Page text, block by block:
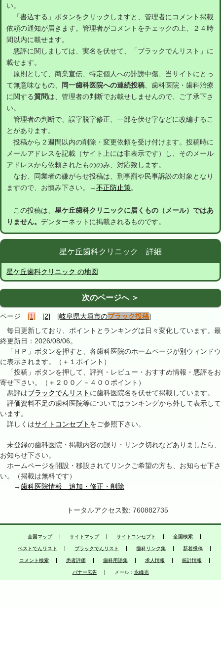
い。
「書込する」ボタンをクリックしますと、管理者にコメント掲載
依頼の通知が届きます。管理者がコメントをチェックの上、２４時
間以内に載せます。
悪評に関しましては、実名を伏せて、「ブラックでんリスト」に
載せます。
原則として、商業宣伝、特定個人への誹謗中傷、当サイトにとっ
て無意味なもの、
同一歯科医院への連続投稿、歯科医院・歯科治療
に関する質問は、管理者の判断でお載せしませんので、ご了承下さ
い。
管理者の判断で、誤字脱字修正、一部を伏せ字などに改編するこ
とがあります。
投稿から２週間以内の削除・変更依頼を受け付けます。投稿時に
メールアドレスを記載（サイト上には非表示です）し、そのメール
アドレスから依頼されたもののみ、対応致します。
なお、同業者の嫌がらせ投稿は、刑事罰や民事訴訟の対象となり
ますので、お慎み下さい。→不正防止策。
この投稿は、 星ケ丘歯科クリニックに届くもの（メール）ではあ
りません。 デンターネットに掲載されるものです。
星ケ丘歯科クリニック 詳細
星ケ丘歯科クリニック の地図
次のページへ ＞
ページ [1] [2] [岐阜県大垣市のブラック投稿]
毎日更新しており、ポイントとランキングは日々変化しています。最
終更新日：2026/08/06。
「ＨＰ」ボタンを押すと、各歯科医院のホームページが別ウィンドウ
に表示されます。（＋１ポイント）
「投稿」ボタンを押して、評判・レビュー・おすすめ情報・悪評をお
寄せ下さい。（＋２００／－４００ポイント）
悪評はブラックでんリスト に歯科医院名を伏せて掲載しています。
評価資料不足の歯科医院等についてはランキングから外して表示して
います。
詳しくはサイトコンセプト をご参照下さい。
未登録の歯科医院・掲載内容の誤り・リンク切れなどありましたら、
お知らせ下さい。
ホームページを開設・移設されてリンクご希望の方も、お知らせ下さ
い。（掲載は無料です）
→歯科医院情報 追加・修正・削除
トータルアクセス数: 760882735
全国マップ サイトマップ サイトコンセプト 全国検索
ベストでんリスト ブラックでんリスト 歯科リンク集 新着投稿
コメント検索 患者評価 歯科用語集 求人情報 統計情報
バナー広告 メール： 永峰光